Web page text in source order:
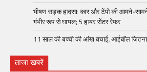
भीषण सड़क हादसा: कार और टेंपो की आमने-
गंभीर रूप से घायल; 5 हायर सेंटर रेफर​
11 साल की बच्ची की आंख बचाई, आईबॉल
ताजा खबरें